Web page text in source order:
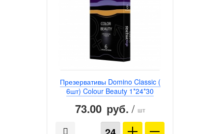
Презервативы Domino Classic (
6шт) Colour Beauty 1*24*30
73.00 руб. / шт